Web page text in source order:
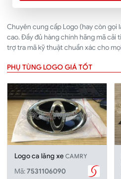
Chuyên cung cấp Logo (hay còn gọi
cao. Đầy đủ hàng chính hãng mã cải
trợ tra mã kỹ thuật chuẩn xác cho
PHỤ TÙNG LOGO GIÁ TỐT
Logo ca lăng xeCAMRY
Mã:7531106090